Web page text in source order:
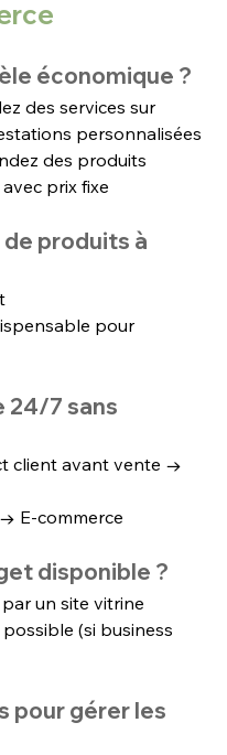
économique ?
des services sur
personnalisées
des produits
prix fixe
de produits à
pour
24/7 sans
client avant vente →
→ E-commerce
disponible ?
par un site vitrine
possible (si business
pour gérer les